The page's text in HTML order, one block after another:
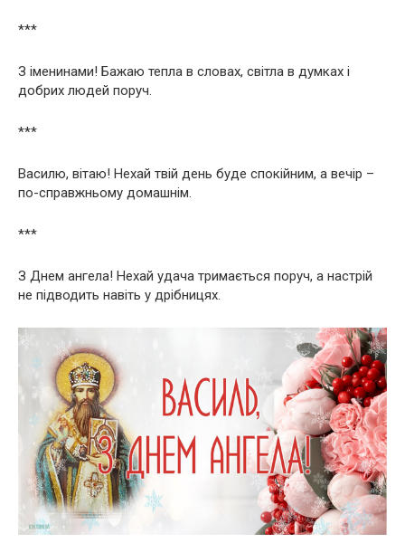
***
З іменинами! Бажаю тепла в словах, світла в думках і
добрих людей поруч.
***
Василю, вітаю! Нехай твій день буде спокійним, а вечір –
по-справжньому домашнім.
***
З Днем ангела! Нехай удача тримається поруч, а настрій
не підводить навіть у дрібницях.